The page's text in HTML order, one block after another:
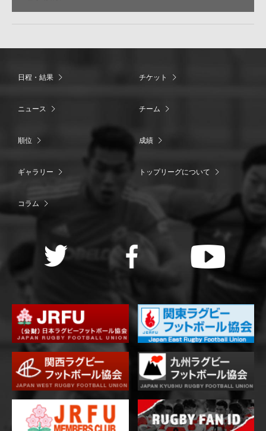
日程・結果 チケット
ニュース チーム
順位 成績
ギャラリー トップリーグについて
コラム